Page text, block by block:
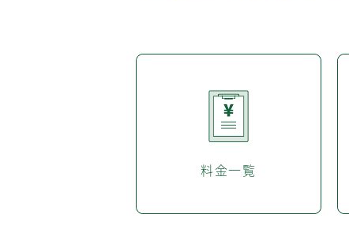
料金一覧